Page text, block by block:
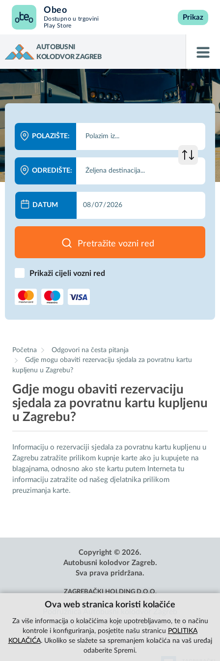
Obeo
Dostupno u trgovini
Play Store
Prikaz
AUTOBUSNI
KOLODVOR ZAGREB
POLAZIŠTE:
ODREDIŠTE:
DATUM
Pretražite vozni red
Prikaži cijeli vozni red
Početna
Odgovori na česta pitanja
Gdje mogu obaviti rezervaciju sjedala za povratnu kartu
kupljenu u Zagrebu?
Gdje mogu obaviti rezervaciju
sjedala za povratnu kartu kupljenu
u Zagrebu?
Informaciju o rezervaciji sjedala za povratnu kartu kupljenu u
Zagrebu zatražite prilikom kupnje karte ako ju kupujete na
blagajnama, odnosno ako ste kartu putem Interneta tu
informaciju zatražite od našeg djelatnika prilikom
preuzimanja karte.
Copyright © 2026.
Autobusni kolodvor Zagreb.
Sva prava pridržana.
ZAGREBAČKI HOLDING D.O.O.
Avenija Marina Držića 4, Zagreb
OIB: 85584865987
Ova web stranica koristi kolačiće
Za više informacija o kolačićima koje upotrebljavamo, te o načinu
kontrole i konfiguriranja, posjetite našu stranicu POLITIKA
KOLAČIĆA. Ukoliko se slažete sa spremanjem kolačića na vaš uređaj
odaberite Spremi.